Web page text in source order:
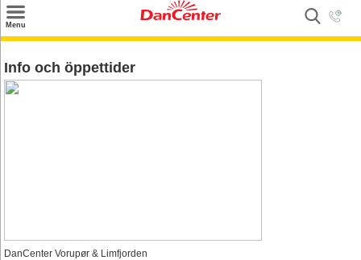
Menu
Tilbud
Husägare
Info och öppettider
DanCenter Vorupør & Limfjorden